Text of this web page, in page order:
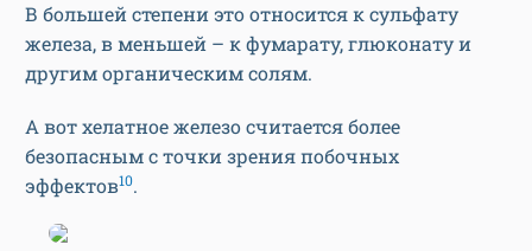
В большей степени это относится к сульфату
железа, в меньшей – к фумарату, глюконату и
другим органическим солям.
А вот хелатное железо считается более
безопасным с точки зрения побочных
эффектов10.